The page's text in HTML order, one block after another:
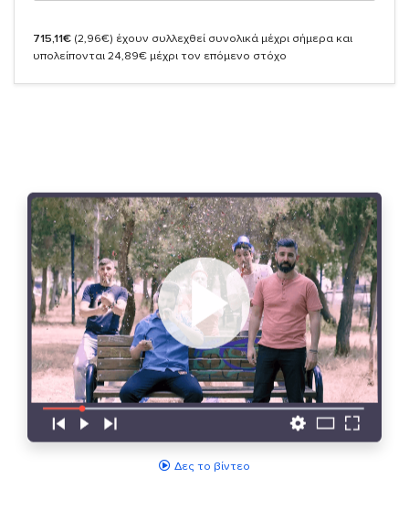
715,11€ (2,96€) έχουν συλλεχθεί συνολικά μέχρι σήμερα και
υπολείπονται 24,89€ μέχρι τον επόμενο στόχο
Δες το βίντεο